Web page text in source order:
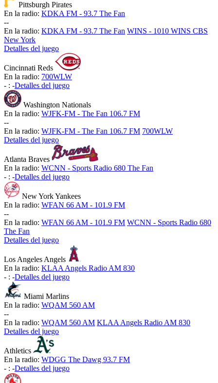
Pittsburgh Pirates
En la radio: KDKA FM - 93.7 The Fan
--
En la radio: KDKA FM - 93.7 The Fan WINS - 1010 WINS CBS
New York
Detalles del juego
Cincinnati Reds
En la radio: 700WLW
- : -Detalles del juego
Washington Nationals
En la radio: WJFK-FM - The Fan 106.7 FM
--
En la radio: WJFK-FM - The Fan 106.7 FM 700WLW
Detalles del juego
Atlanta Braves
En la radio: WCNN - Sports Radio 680 The Fan
- : -Detalles del juego
New York Yankees
En la radio: WFAN 66 AM - 101.9 FM
--
En la radio: WFAN 66 AM - 101.9 FM WCNN - Sports Radio 680
The Fan
Detalles del juego
Los Angeles Angels
En la radio: KLAA Angels Radio AM 830
- : -Detalles del juego
Miami Marlins
En la radio: WQAM 560 AM
--
En la radio: WQAM 560 AM KLAA Angels Radio AM 830
Detalles del juego
Athletics
En la radio: WDGG The Dawg 93.7 FM
- : -Detalles del juego